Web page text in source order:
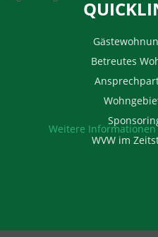
Betreutes
WVW im
Weitere Informationen